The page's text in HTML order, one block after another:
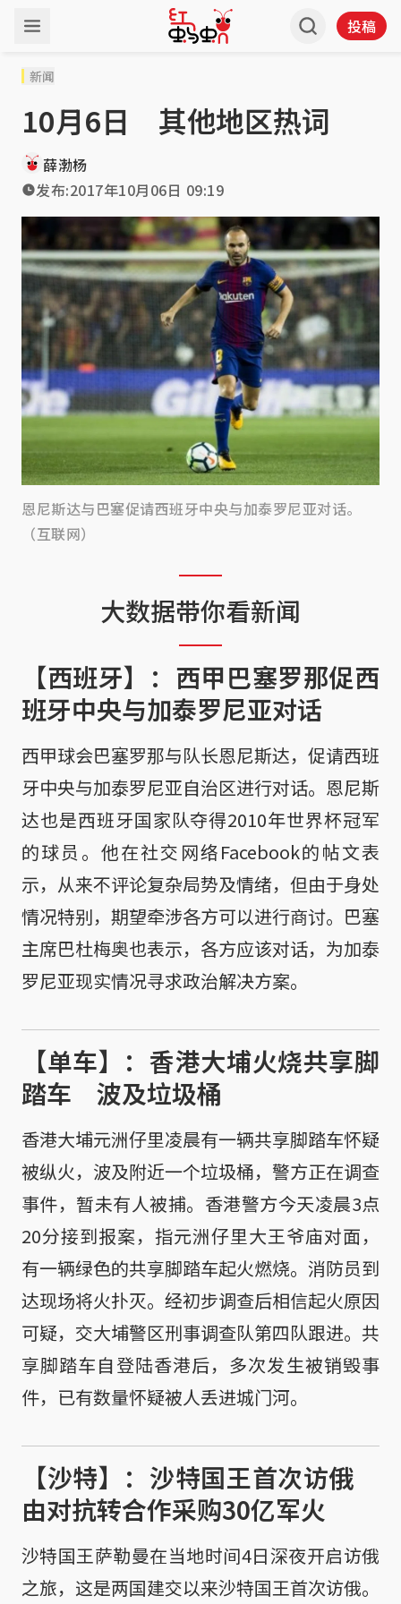
投稿
新闻
10月6日 其他地区热词
薛渤杨
发布:2017年10月06日 09:19
恩尼斯达与巴塞促请西班牙中央与加泰罗尼亚对话。
（互联网）
大数据带你看新闻
【西班牙】：西甲巴塞罗那促西
班牙中央与加泰罗尼亚对话
西甲球会巴塞罗那与队长恩尼斯达，促请西班
牙中央与加泰罗尼亚自治区进行对话。恩尼斯
达也是西班牙国家队夺得2010年世界杯冠军
的球员。他在社交网络Facebook的帖文表
示，从来不评论复杂局势及情绪，但由于身处
情况特别，期望牵涉各方可以进行商讨。巴塞
主席巴杜梅奥也表示，各方应该对话，为加泰
罗尼亚现实情况寻求政治解决方案。
【单车】：香港大埔火烧共享脚
踏车 波及垃圾桶
香港大埔元洲仔里凌晨有一辆共享脚踏车怀疑
被纵火，波及附近一个垃圾桶，警方正在调查
事件，暂未有人被捕。香港警方今天凌晨3点
20分接到报案，指元洲仔里大王爷庙对面，
有一辆绿色的共享脚踏车起火燃烧。消防员到
达现场将火扑灭。经初步调查后相信起火原因
可疑，交大埔警区刑事调查队第四队跟进。共
享脚踏车自登陆香港后，多次发生被销毁事
件，已有数量怀疑被人丢进城门河。
【沙特】：沙特国王首次访俄
由对抗转合作采购30亿军火
沙特国王萨勒曼在当地时间4日深夜开启访俄
之旅，这是两国建交以来沙特国王首次访俄。